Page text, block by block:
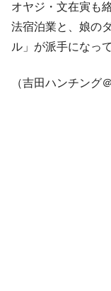
『Money1』
米
にぶん殴る法案」
する差別。許して
他人事のような発
業績「史上最高益
オヤジ・文在寅も
法宿泊業と、娘の
ル」が派手になっ
（吉田ハンチング